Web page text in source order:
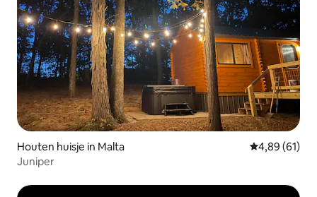
Houten huisje in Malta Gemiddelde
4,89 (61)
Juniper